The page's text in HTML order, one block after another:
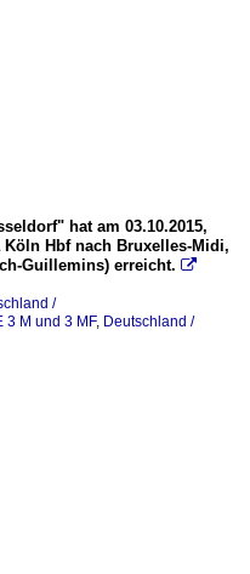
hat am 03.10.2015,
Hbf nach Bruxelles-Midi,
Guillemins) erreicht. 
/
3 M und 3 MF, Deutschland /